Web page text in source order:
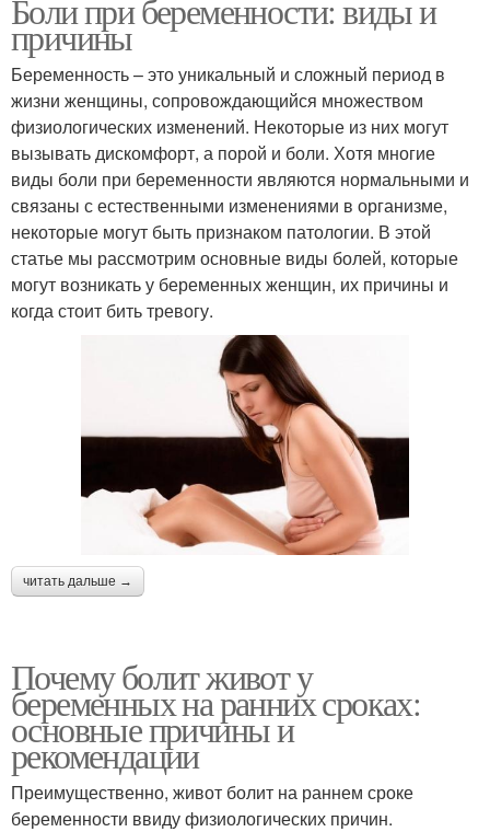
Боли при беременности: виды и
причины
Беременность – это уникальный и сложный период в
жизни женщины, сопровождающийся множеством
физиологических изменений. Некоторые из них могут
вызывать дискомфорт, а порой и боли. Хотя многие
виды боли при беременности являются нормальными и
связаны с естественными изменениями в организме,
некоторые могут быть признаком патологии. В этой
статье мы рассмотрим основные виды болей, которые
могут возникать у беременных женщин, их причины и
когда стоит бить тревогу.
читать дальше →
Почему болит живот у
беременных на ранних сроках:
основные причины и
рекомендации
Преимущественно, живот болит на раннем сроке
беременности ввиду физиологических причин.